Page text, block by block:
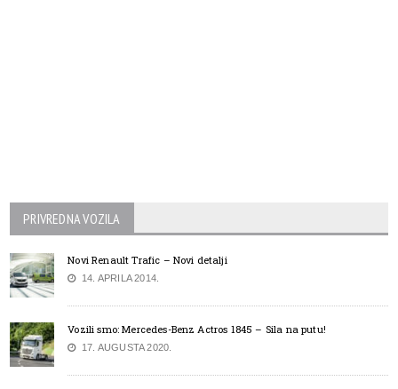
PRIVREDNA VOZILA
Novi Renault Trafic – Novi detalji
14. APRILA 2014.
Vozili smo: Mercedes-Benz Actros 1845 – Sila na putu!
17. AUGUSTA 2020.